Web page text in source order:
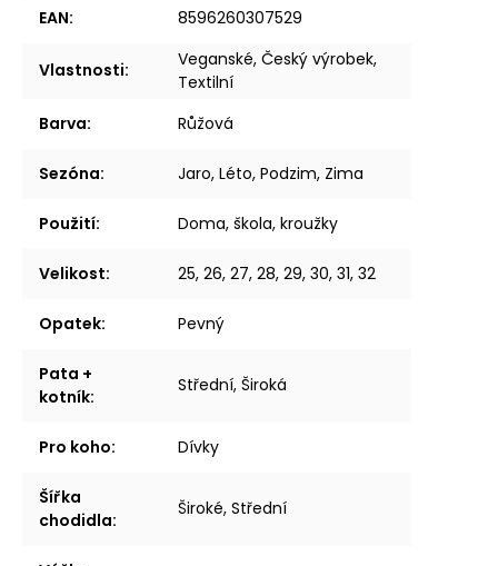
EAN: 8596260307529
Vlastnosti:
Veganské, Český výrobek,
Textilní
Barva: Růžová
Sezóna: Jaro, Léto, Podzim, Zima
Použití: Doma, škola, kroužky
Velikost: 25, 26, 27, 28, 29, 30, 31, 32
Opatek: Pevný
Pata +
kotník:
Střední, Široká
Pro koho: Dívky
Šířka
chodidla:
Široké, Střední